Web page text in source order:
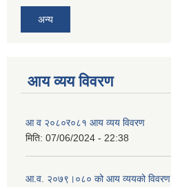
अन्य
आय व्यय विवरण
आ व २०८०र०८१ आय व्यय विवरण
मिति: 07/06/2024 - 22:38
आ.व. २०७९।०८० को आय व्ययको विवरण